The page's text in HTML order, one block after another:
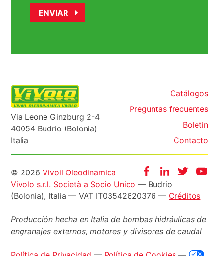
Via Leone Ginzburg 2-4
40054 Budrio (Bolonia)
Italia
Catálogos
Preguntas frecuentes
Boletin
Contacto
FacebookInstagram
Twitter
Informazioni
legali
© 2026Vivoil Oleodinamica
Vivolo s.r.l. Società a Socio Unico — Budrio
(Bolonia), Italia — VAT IT03542620376 — Créditos
Producción hecha en Italia de bombas hidráulicas de
engranajes externos, motores y divisores de caudal